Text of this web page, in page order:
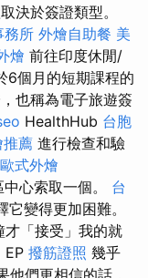
決於簽證類型。
務所 外燴自助餐 美
燴 前往印度休閒/
6個月的短期課程的
也稱為電子旅遊簽
HealthHub 台胞
推薦 進行檢查和驗
歐式外燴
心索取一個。 台
變得更加困難。
「接受」我的就
EP 撥筋證照 幾乎
他們更相信的話，